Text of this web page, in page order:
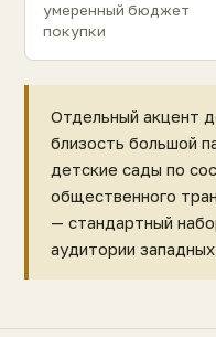
умеренный бюджет
покупки
Отдельный акцент
близость большой
детские сады по
общественного
— стандартный
аудитории